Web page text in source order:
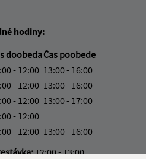
hodiny:
doobedaČas poobede
- 12:00 13:00 - 16:00
- 12:00 13:00 - 16:00
- 12:00 13:00 - 17:00
- 12:00
- 12:00 13:00 - 16:00
12:00 - 13:00